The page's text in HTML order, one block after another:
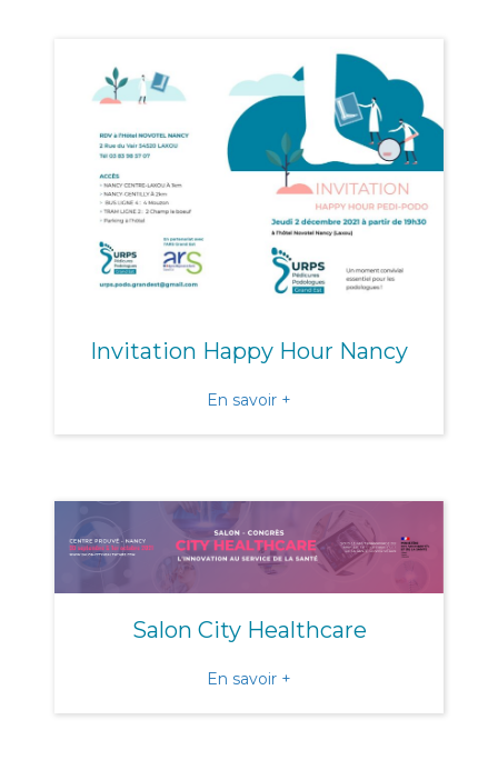
Invitation Happy Hour Nancy
En savoir +
Salon City Healthcare
En savoir +